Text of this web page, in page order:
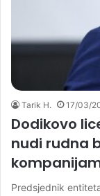
Tarik H. 17/03/
Dodikovo
nudi rudna
Predsjednik